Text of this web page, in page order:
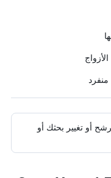
الأزواج
منفرد
أو تغيير بحثك أو